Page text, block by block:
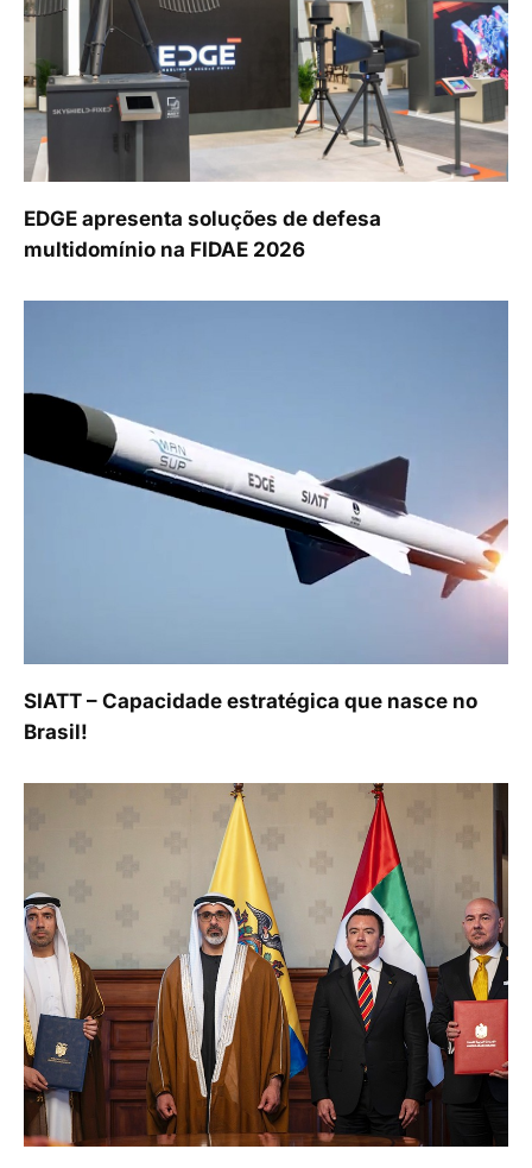
EDGE apresenta soluções de defesa
multidomínio na FIDAE 2026
SIATT – Capacidade estratégica que nasce no
Brasil!